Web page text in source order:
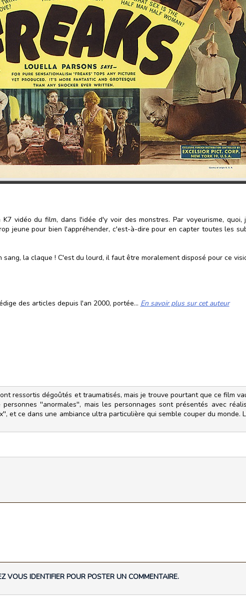
vidéo du film, dans l'idée d'y voir des monstres. Par voyeurisme,
jeune pour bien l'appréhender, c'est-à-dire pour en capter toutes les
la claque ! C'est du lourd, il faut être moralement disposé pour ce
des articles depuis l'an 2000, portée... En savoir plus sur cet auteur
ressortis dégoûtés et traumatisés, mais je trouve pourtant que ce film
''anormales'', mais les personnages sont présentés avec
et ce dans une ambiance ultra particulière qui semble couper du monde.
VOUS IDENTIFIER POUR POSTER UN COMMENTAIRE.